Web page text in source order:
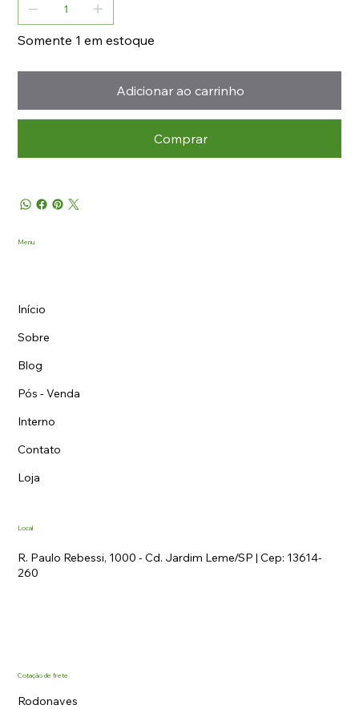
Somente 1 em estoque
Adicionar ao carrinho
Comprar
Menu
Início
Sobre
Blog
Pós - Venda
Interno
Contato
Loja
Local
R. Paulo Rebessi, 1000 - Cd. Jardim Leme/SP | Cep: 13614-
260
Cotação de frete
Rodonaves